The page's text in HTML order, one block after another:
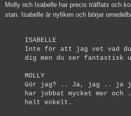
Molly och Isabelle har precis träffats och
stan. Isabelle är nyfiken och börjar
ISABELLE
Inte för att jag vet vad
dig men du ser fantastisk
MOLLY
Gör jag? .. Ja, jag .. ja
har jobbat mycket mer och
helt enkelt.